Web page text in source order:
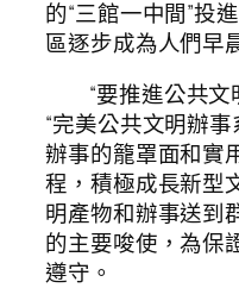
的“三館一中間”投
區逐步成為人們早
“要推進公共
“完美公共文明辦
辦事的籠罩面和實
程，積極成長新型
明產物和辦事送到
的主要唆使，為保
遵守。